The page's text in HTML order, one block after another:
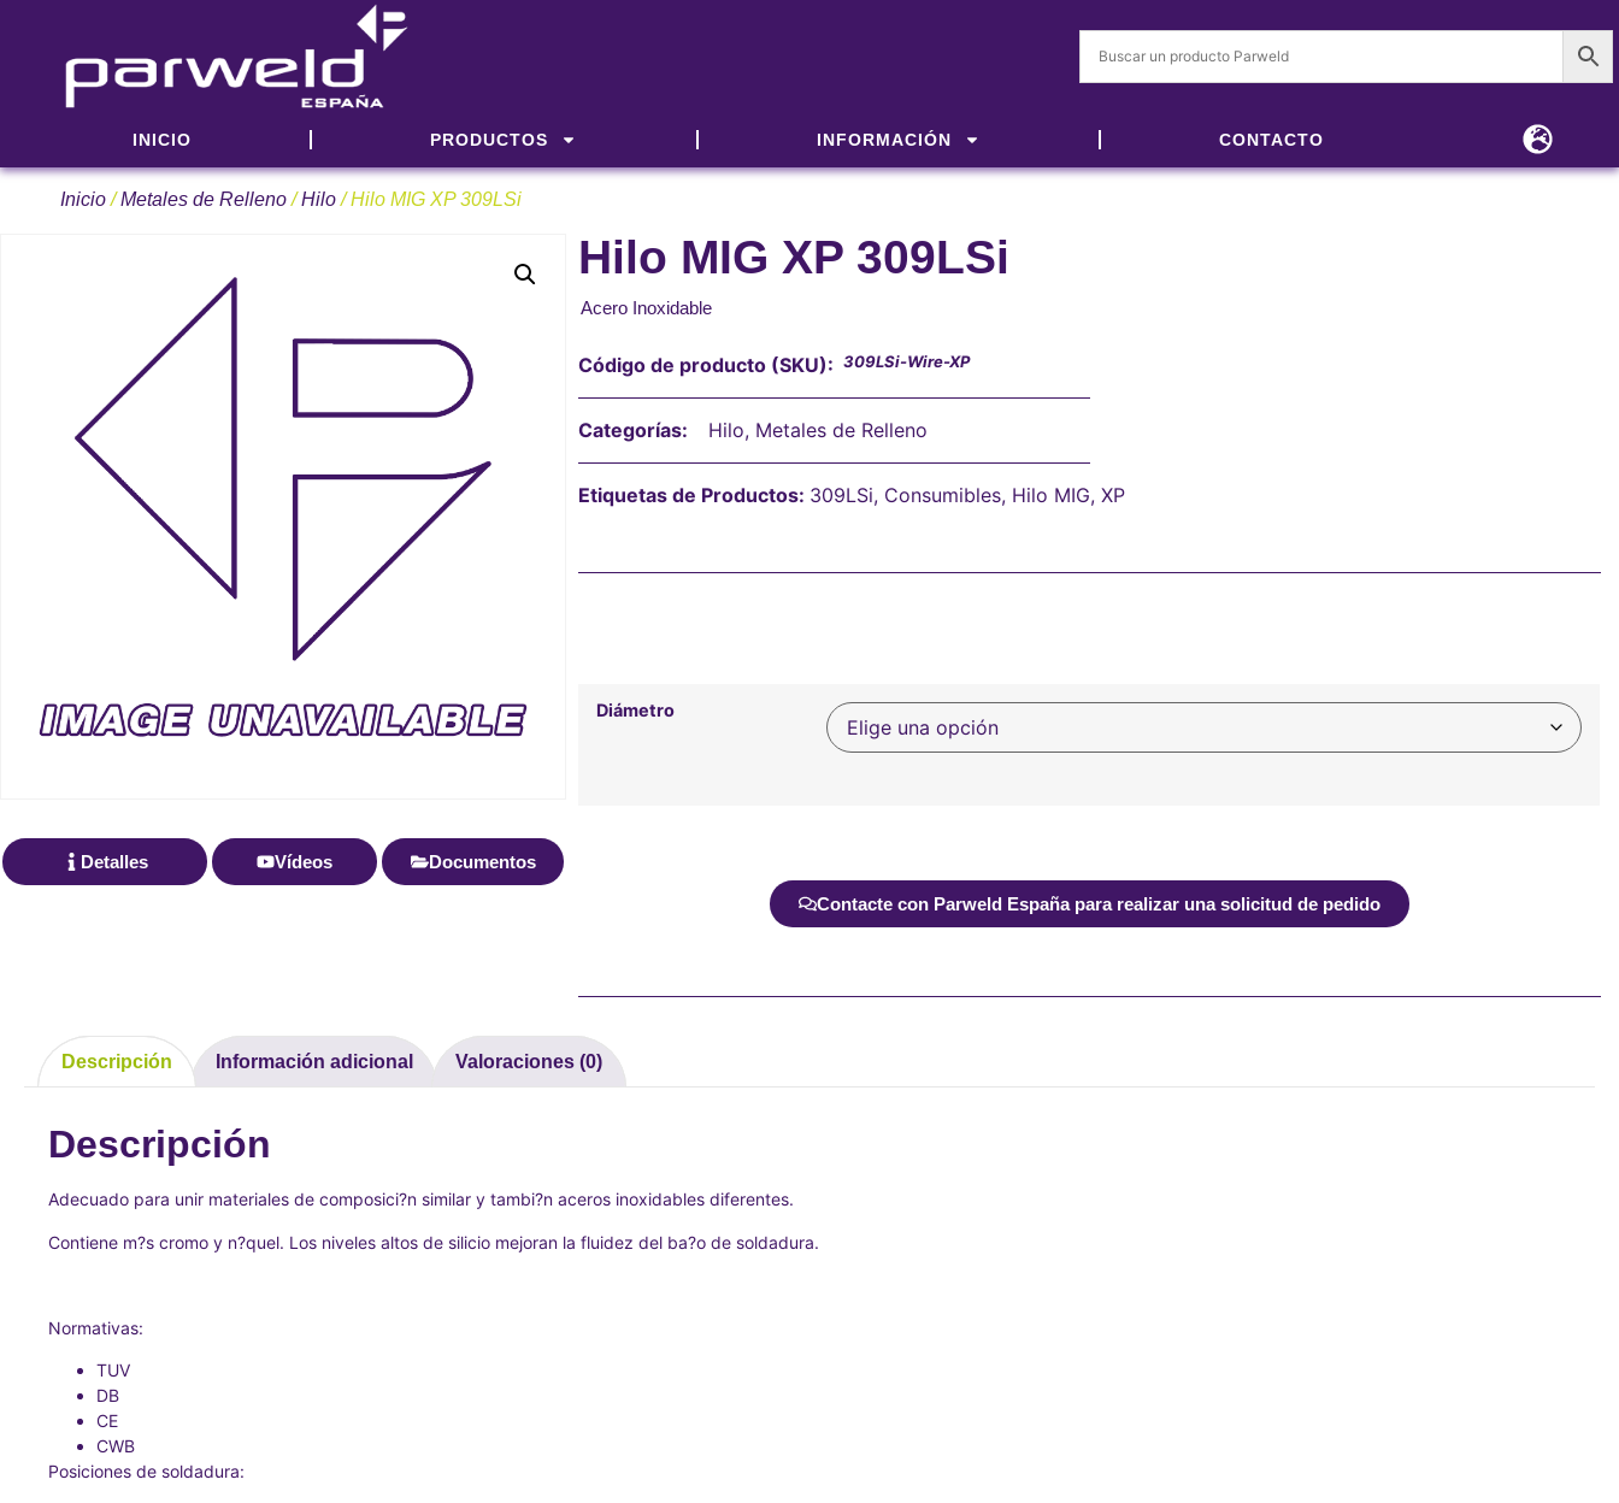
INICIO PRODUCTOS INFORMACIÓN CONTACTO
Inicio/Metales de Relleno/Hilo/ Hilo MIG XP 309LSi
Detalles Vídeos Documentos
Hilo MIG XP 309LSi
Acero Inoxidable
Código de producto (SKU):309LSi-Wire-XP
Categorías: Hilo, Metales de Relleno
Etiquetas de Productos: 309LSi, Consumibles, Hilo MIG,XP
Diámetro
Contacte con Parweld España para realizar una solicitud de pedido
Descripción Información adicional Valoraciones (0)
Descripción
Adecuado para unir materiales de composici?n similar y tambi?n aceros inoxidables diferentes.
Contiene m?s cromo y n?quel. Los niveles altos de silicio mejoran la fluidez del ba?o de soldadura.
Normativas:
TUV
DB
CE
CWB
Posiciones de soldadura: